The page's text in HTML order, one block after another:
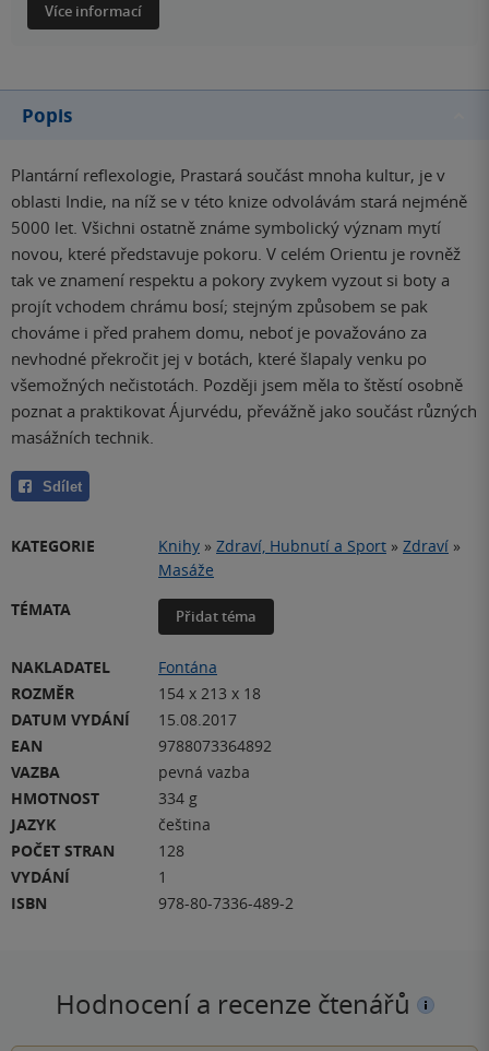
Více informací
Popis
Plantární reflexologie, Prastará součást mnoha kultur, je v
oblasti Indie, na níž se v této knize odvolávám stará nejméně
5000 let. Všichni ostatně známe symbolický význam mytí
novou, které představuje pokoru. V celém Orientu je rovněž
tak ve znamení respektu a pokory zvykem vyzout si boty a
projít vchodem chrámu bosí; stejným způsobem se pak
chováme i před prahem domu, neboť je považováno za
nevhodné překročit jej v botách, které šlapaly venku po
všemožných nečistotách. Později jsem měla to štěstí osobně
poznat a praktikovat Ájurvédu, převážně jako součást různých
masážních technik.
Sdílet
KATEGORIE Knihy » Zdraví, Hubnutí a Sport » Zdraví »
Masáže
TÉMATA
Přidat téma
NAKLADATEL
Fontána
ROZMĚR
154 x 213 x 18
DATUM VYDÁNÍ
15.08.2017
EAN
9788073364892
VAZBA
pevná vazba
HMOTNOST
334 g
JAZYK
čeština
POČET STRAN
128
VYDÁNÍ
1
ISBN
978-80-7336-489-2
Hodnocení a recenze čtenářů